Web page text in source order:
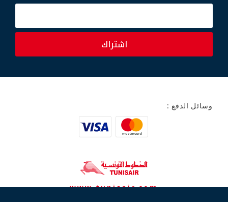
اشتراك
وسائل الدفع :
www.tunisair.com